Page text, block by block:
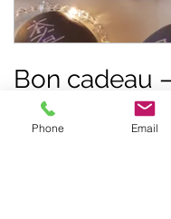
Bon cadeau
des mères
Phone Email